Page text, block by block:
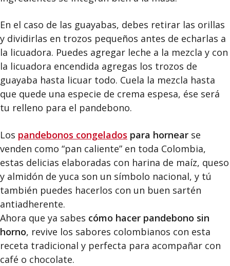
En el caso de las guayabas, debes retirar las orillas
y dividirlas en trozos pequeños antes de echarlas a
la licuadora. Puedes agregar leche a la mezcla y con
la licuadora encendida agregas los trozos de
guayaba hasta licuar todo. Cuela la mezcla hasta
que quede una especie de crema espesa, ése será
tu relleno para el pandebono.
Los pandebonos congelados para hornear se
venden como “pan caliente” en toda Colombia,
estas delicias elaboradas con harina de maíz, queso
y almidón de yuca son un símbolo nacional, y tú
también puedes hacerlos con un buen sartén
antiadherente.
Ahora que ya sabes cómo hacer pandebono sin
horno, revive los sabores colombianos con esta
receta tradicional y perfecta para acompañar con
café o chocolate.